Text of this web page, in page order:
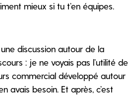
mieux si tu t’en équipes.
discussion autour de la
: je ne voyais pas l’utilité de
commercial développé autour
avais besoin. Et après, c’est